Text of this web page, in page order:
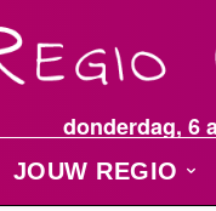
donderdag, 6
JOUW REGIO